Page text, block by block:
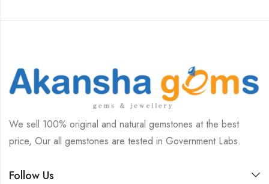
We sell 100% original and natural gemstones at the best
price, Our all gemstones are tested in Government Labs.
Follow Us